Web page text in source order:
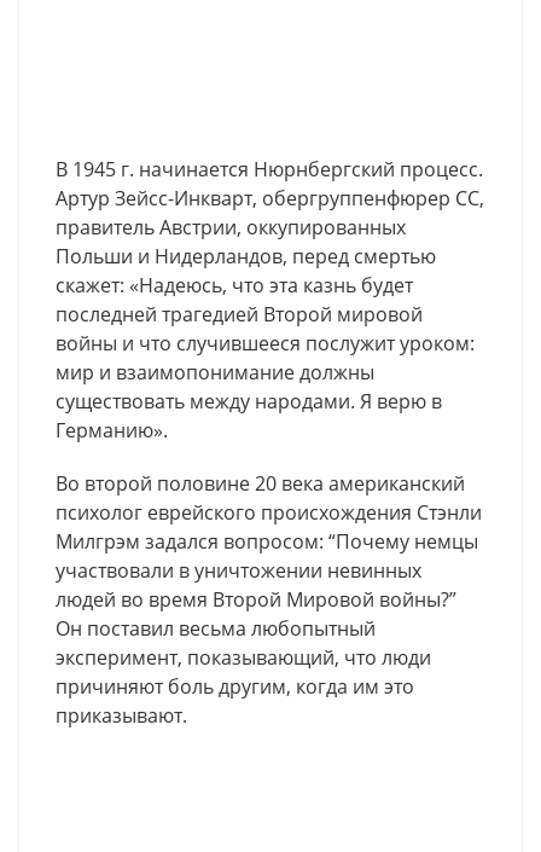
В 1945 г. начинается Нюрнбергский процесс.
Артур Зейсс-Инкварт, обергруппенфюрер СС,
правитель Австрии, оккупированных
Польши и Нидерландов, перед смертью
скажет: «Надеюсь, что эта казнь будет
последней трагедией Второй мировой
войны и что случившееся послужит уроком:
мир и взаимопонимание должны
существовать между народами. Я верю в
Германию».
Во второй половине 20 века американский
психолог еврейского происхождения Стэнли
Милгрэм задался вопросом: “Почему немцы
участвовали в уничтожении невинных
людей во время Второй Мировой войны?”
Он поставил весьма любопытный
эксперимент, показывающий, что люди
причиняют боль другим, когда им это
приказывают.